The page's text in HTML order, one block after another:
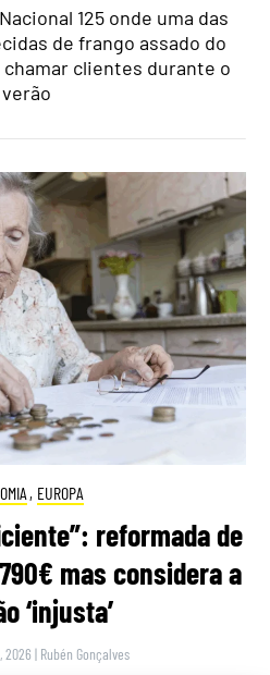
125 onde uma das
de frango assado do
clientes durante o
verão
, EUROPA
reformada de
mas considera a
‘injusta’
2026 | Rubén Gonçalves